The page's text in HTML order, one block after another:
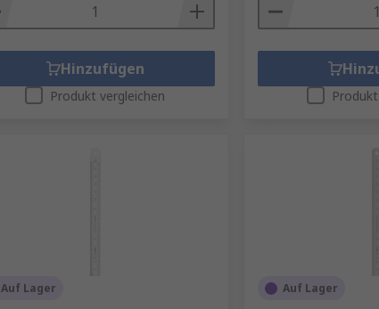
Hinzufügen
Produkt vergleichen
Auf Lager Auf Lager